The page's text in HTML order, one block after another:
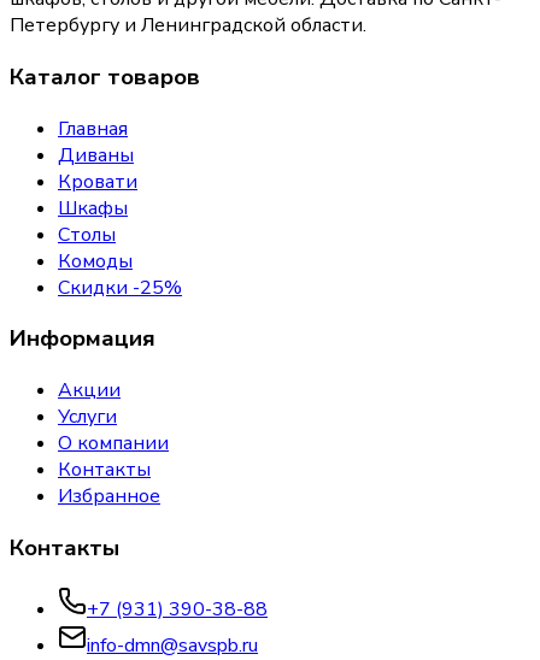
Петербургу и Ленинградской области.
Каталог товаров
Главная
Диваны
Кровати
Шкафы
Столы
Комоды
Скидки -25%
Информация
Акции
Услуги
О компании
Контакты
Избранное
Контакты
+7 (931) 390-38-88
info-dmn@savspb.ru